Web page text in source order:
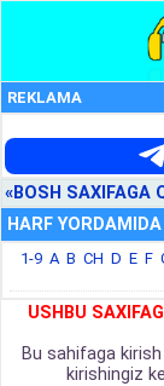
REKLAMA
«BOSH SAXIFAGA
HARF
1-9 A B CH D E F
USHBU
Bu sahifaga
kirishingiz